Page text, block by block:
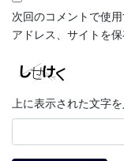
次回のコメントで使
アドレス、サイトを保
上に表示された文字を